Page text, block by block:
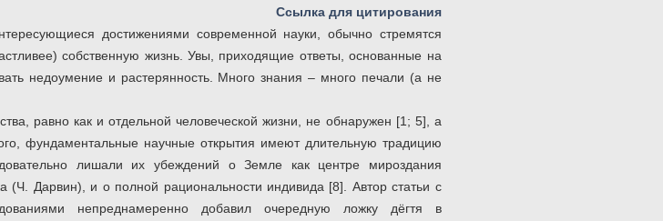
Ссылка для цитирования
достижениями современной науки, обычно стремятся
собственную жизнь. Увы, приходящие ответы, основанные на
недоумение и растерянность. Много знания – много печали (а не
равно как и отдельной человеческой жизни, не обнаружен [1; 5], а
фундаментальные научные открытия имеют длительную традицию
лишали их убеждений о Земле как центре мироздания
(Ч. Дарвин), и о полной рациональности индивида [8]. Автор статьи с
непреднамеренно добавил очередную ложку дёгтя в